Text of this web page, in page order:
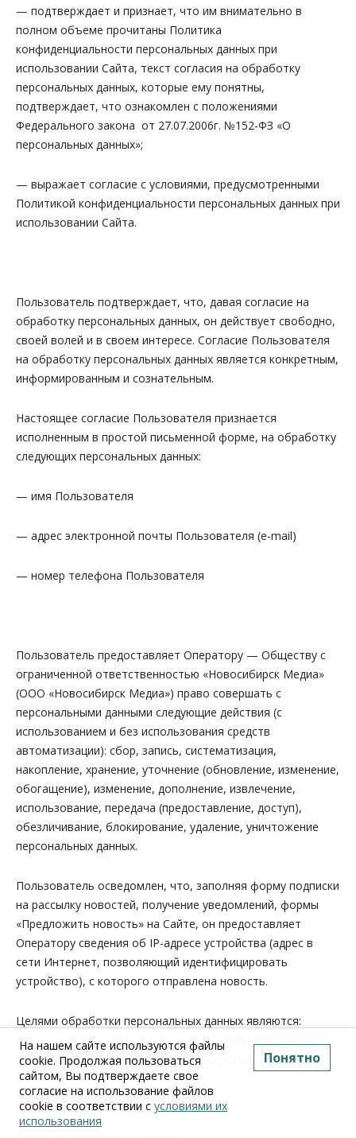
— подтверждает и признает, что им внимательно в
полном объеме прочитаны Политика
конфиденциальности персональных данных при
использовании Сайта, текст согласия на обработку
персональных данных, которые ему понятны,
подтверждает, что ознакомлен с положениями
Федерального закона от 27.07.2006г. №152-ФЗ «О
персональных данных»;
— выражает согласие с условиями, предусмотренными
Политикой конфиденциальности персональных данных при
использовании Сайта.
Пользователь подтверждает, что, давая согласие на
обработку персональных данных, он действует свободно,
своей волей и в своем интересе. Согласие Пользователя
на обработку персональных данных является конкретным,
информированным и сознательным.
Настоящее согласие Пользователя признается
исполненным в простой письменной форме, на обработку
следующих персональных данных:
— имя Пользователя
— адрес электронной почты Пользователя (e-mail)
— номер телефона Пользователя
Пользователь предоставляет Оператору — Обществу с
ограниченной ответственностью «Новосибирск Медиа»
(ООО «Новосибирск Медиа») право совершать с
персональными данными следующие действия (с
использованием и без использования средств
автоматизации): сбор, запись, систематизация,
накопление, хранение, уточнение (обновление, изменение,
обогащение), изменение, дополнение, извлечение,
использование, передача (предоставление, доступ),
обезличивание, блокирование, удаление, уничтожение
персональных данных.
Пользователь осведомлен, что, заполняя форму подписки
на рассылку новостей, получение уведомлений, формы
«Предложить новость» на Сайте, он предоставляет
Оператору сведения об IP-адресе устройства (адрес в
сети Интернет, позволяющий идентифицировать
устройство), с которого отправлена новость.
Целями обработки персональных данных являются:
исполнение Оператором своих обязательств в рамках
профессиональной деятельности журналистов.
На нашем сайте используются файлы
cookie. Продолжая пользоваться
сайтом, Вы подтверждаете свое
согласие на использование файлов
cookie в соответствии с условиями их
использования
Понятно